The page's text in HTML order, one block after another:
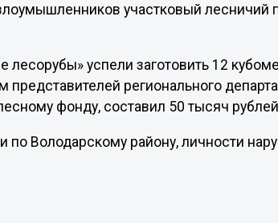
участковый лесничий
успели заготовить 12
регионального
фонду, составил 50 тысяч
Володарскому району, личности